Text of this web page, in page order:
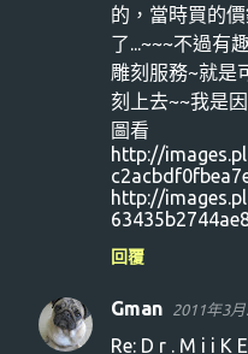
的，當時買的
了...~~~不過有
雕刻服務~就是
刻上去~~我是
圖看
http://
http://
回覆
Gman 2011年3
Re: D r . M i i K